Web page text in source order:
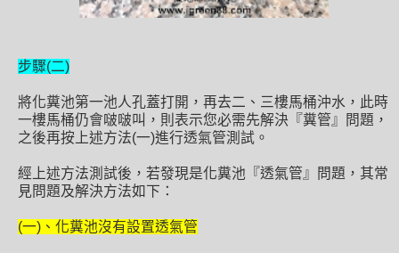
步驟(二)
將化糞池第一池人孔蓋打開，再去二、三樓馬桶沖水，此時
一樓馬桶仍會啵啵叫，則表示您必需先解決『糞管』問題，
之後再按上述方法(一)進行透氣管測試。
經上述方法測試後，若發現是化糞池『透氣管』問題，其常
見問題及解決方法如下：
(一)、化糞池沒有設置透氣管